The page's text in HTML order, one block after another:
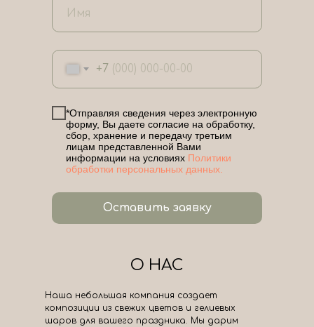
+7
*Отправляя сведения через электронную
форму, Вы даете согласие на обработку,
сбор, хранение и передачу третьим
лицам представленной Вами
информации на условиях Политики
обработки персональных данных.
Оставить заявку
О НАС
Наша небольшая компания создает
композиции из свежих цветов и гелиевых
шаров для вашего праздника. Мы дарим